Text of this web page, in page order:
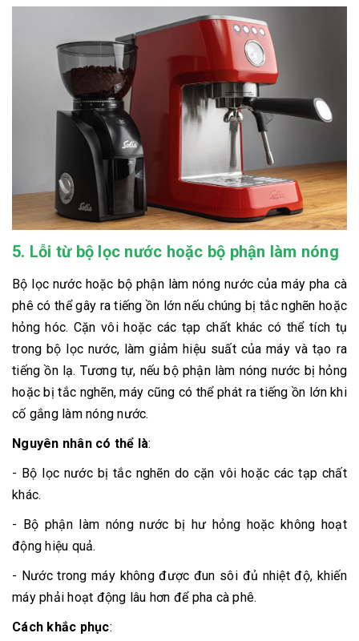
5. Lỗi từ bộ lọc nước hoặc bộ phận làm nóng
Bộ lọc nước hoặc bộ phận làm nóng nước của máy pha cà
phê có thể gây ra tiếng ồn lớn nếu chúng bị tắc nghẽn hoặc
hỏng hóc. Cặn vôi hoặc các tạp chất khác có thể tích tụ
trong bộ lọc nước, làm giảm hiệu suất của máy và tạo ra
tiếng ồn lạ. Tương tự, nếu bộ phận làm nóng nước bị hỏng
hoặc bị tắc nghẽn, máy cũng có thể phát ra tiếng ồn lớn khi
cố gắng làm nóng nước.
Nguyên nhân có thể là:
- Bộ lọc nước bị tắc nghẽn do cặn vôi hoặc các tạp chất
khác.
- Bộ phận làm nóng nước bị hư hỏng hoặc không hoạt
động hiệu quả.
- Nước trong máy không được đun sôi đủ nhiệt độ, khiến
máy phải hoạt động lâu hơn để pha cà phê.
Cách khắc phục: